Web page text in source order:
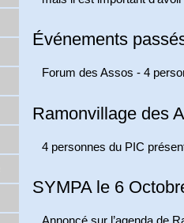
Événements
Forum des Assos - 4
Ramonvillage des
4 personnes du PIC
SYMPA le 6